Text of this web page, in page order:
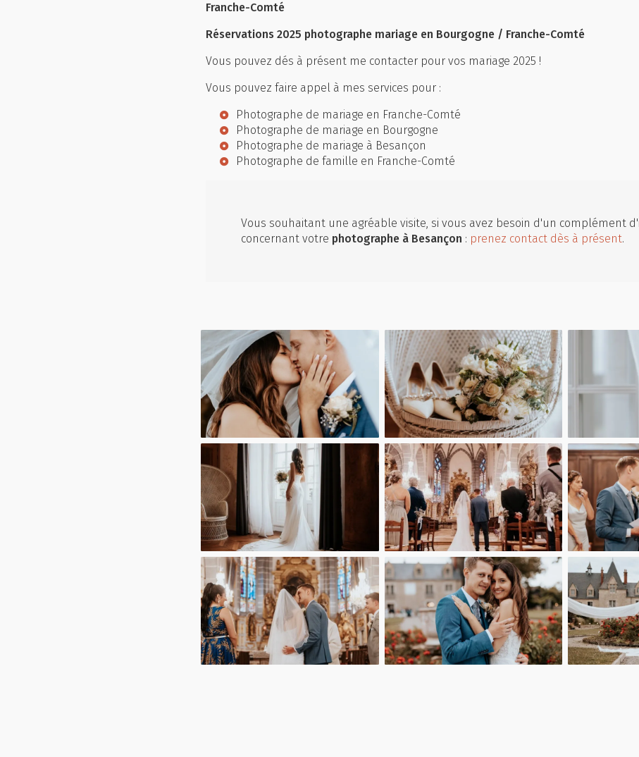
Franche-Comté
Réservations 2025 photographe mariage en Bourgogne / Franche-Comté
Vous pouvez dés à présent me contacter pour vos mariage 2025 !
Vous pouvez faire appel à mes services pour :
Photographe de mariage en Franche-Comté
Photographe de mariage en Bourgogne
Photographe de mariage à Besançon
Photographe de famille en Franche-Comté
Vous souhaitant une agréable visite, si vous avez besoin d'un complément
concernant votre photographe à Besançon : prenez contact dès à présent.